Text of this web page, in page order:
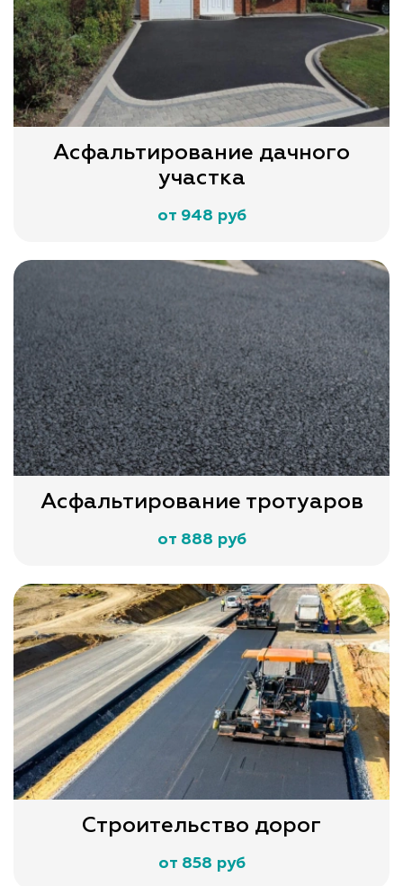
Асфальтирование дачного
участка
от 948 руб
Асфальтирование тротуаров
от 888 руб
Строительство дорог
от 858 руб